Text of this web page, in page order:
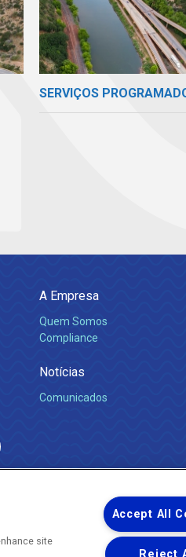
SERVIÇOS
A Empresa
Quem Somos
Compliance
Notícias
Comunicados
e Saneamento do Estado do
site
Accept All
Reject